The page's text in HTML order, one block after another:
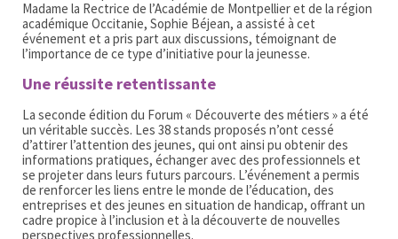
Madame la Rectrice de l’Académie de Montpellier et de la région
académique Occitanie, Sophie Béjean, a assisté à cet
événement et a pris part aux discussions, témoignant de
l’importance de ce type d’initiative pour la jeunesse.
Une réussite retentissante
La seconde édition du Forum « Découverte des métiers » a été
un véritable succès. Les 38 stands proposés n’ont cessé
d’attirer l’attention des jeunes, qui ont ainsi pu obtenir des
informations pratiques, échanger avec des professionnels et
se projeter dans leurs futurs parcours. L’événement a permis
de renforcer les liens entre le monde de l’éducation, des
entreprises et des jeunes en situation de handicap, offrant un
cadre propice à l’inclusion et à la découverte de nouvelles
perspectives professionnelles.